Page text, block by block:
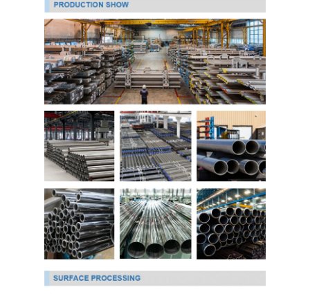
جولة في المصنع
مراقبة الجودة
اتصل بنا
أخبار
صفائح الفولاذ المقاوم للصدأ المدرفلة على البارد
لفائف الفولاذ المقاوم للصدأ المدرفلة على البارد
ورقة الفولاذ المقاوم للصدأ المدرفلة على الساخن
لفائف الفولاذ المقاوم للصدأ المدرفلة على الساخن